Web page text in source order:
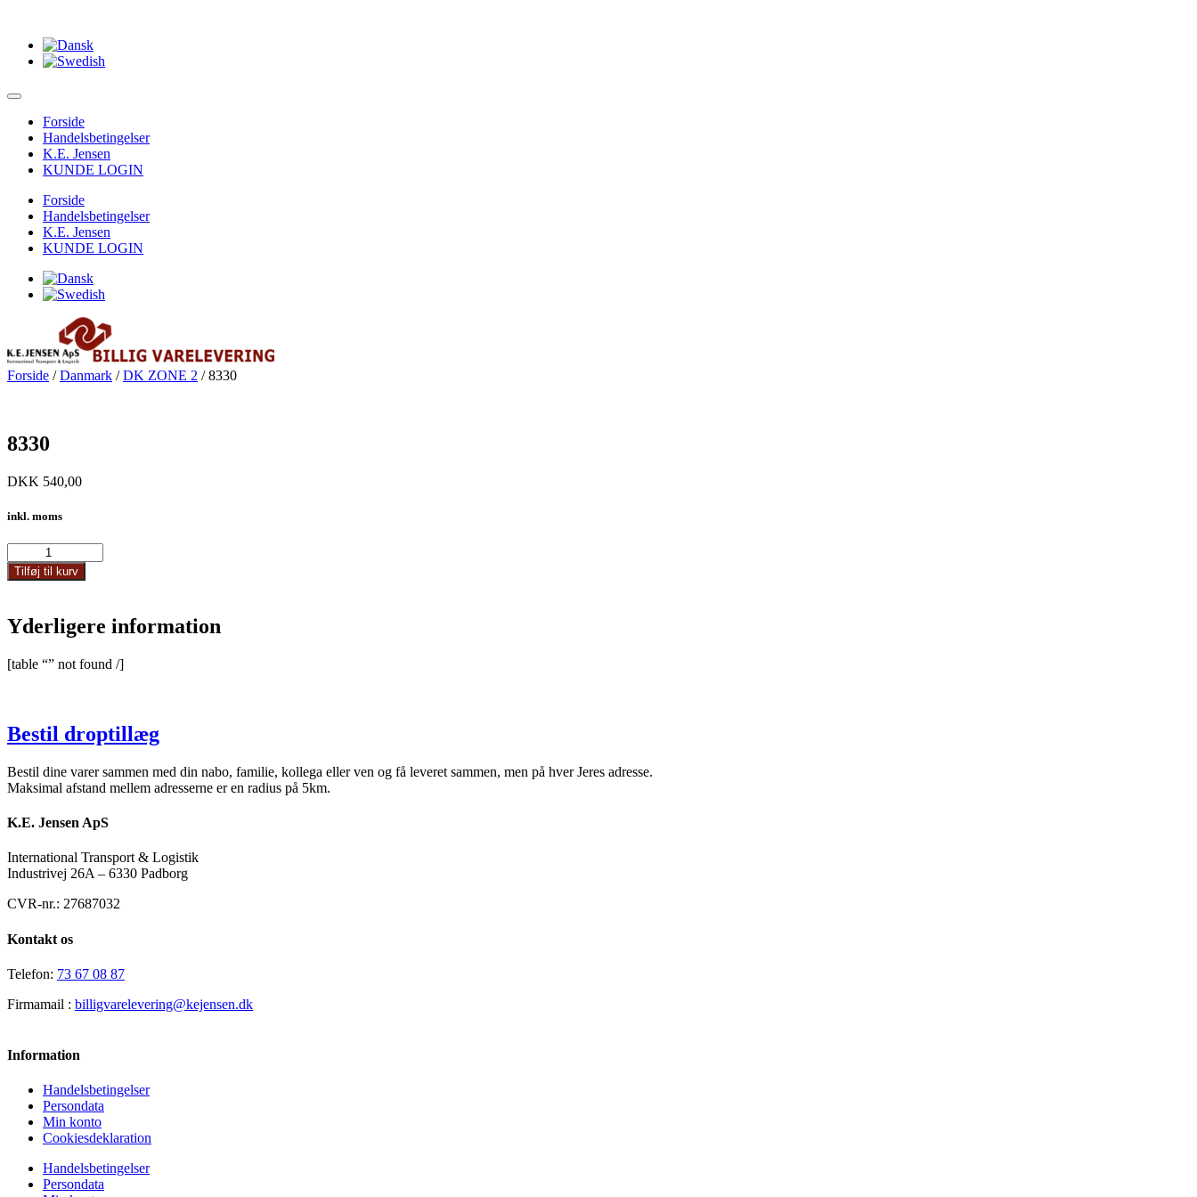
Forside
Handelsbetingelser
K.E. Jensen
KUNDE LOGIN
Forside
Handelsbetingelser
K.E. Jensen
KUNDE LOGIN
Forside /Danmark /DK ZONE 2 / 8330
8330
DKK 540,00
inkl. moms
antal
Tilføj til kurv
Yderligere information
[table “” not found /]
Bestil droptillæg
Bestil dine varer sammen med din nabo, familie, kollega eller ven og få leveret sammen, men på hver Jeres adresse.
Maksimal afstand mellem adresserne er en radius på 5km.
K.E. Jensen ApS
International Transport & Logistik
Industrivej 26A – 6330 Padborg
CVR-nr.: 27687032
Kontakt os
Telefon: 73 67 08 87
Firmamail : billigvarelevering@kejensen.dk
Information
Handelsbetingelser
Persondata
Min konto
Cookiesdeklaration
Handelsbetingelser
Persondata